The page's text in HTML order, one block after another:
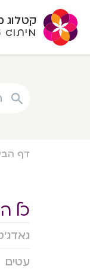
קטלוג
חפש
דף
כל
עטים